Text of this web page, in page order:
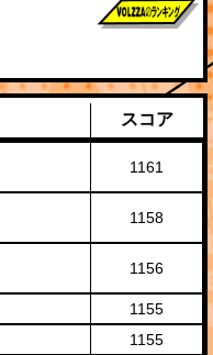
スコア
1161
1158
1156
1155
1155